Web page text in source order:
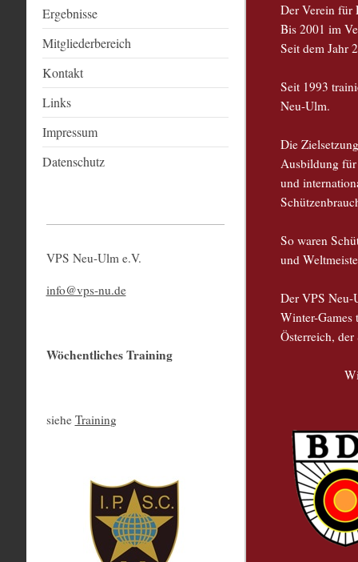
Ergebnisse
Mitgliederbereich
Kontakt
Links
Impressum
Datenschutz
VPS Neu-Ulm e.V.
info@vps-nu.de
Wöchentliches Training
siehe Training
Der Verein für
Bis 2001 im
Seit dem Jahr
Seit 1993
Neu-Ulm.
Die
Ausbildung
und
So waren
und
Der VPS Neu-
Winter-Games
Österreich,